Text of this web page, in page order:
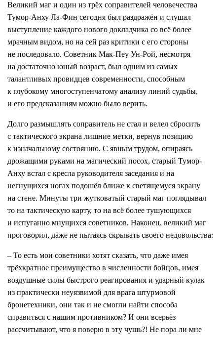
Великий маг и один из трёх соправителей человечества
Тумор-Анху Ла-Фин сегодня был раздражён и слушал
выступление каждого нового докладчика со всё более
мрачным видом, но на сей раз критики с его стороны
не последовало. Советник Мак-Пеу Ун-Рой, несмотря
на достаточно юный возраст, был одним из самых
талантливых провидцев современности, способным
к глубокому многоступенчатому анализу линий судьбы,
и его предсказаниям можно было верить.
Долго размышлять соправитель не стал и велел сбросить
с тактического экрана лишние метки, вернув позицию
к изначальному состоянию. С явным трудом, опираясь
дрожащими руками на магический посох, старый Тумор-
Анху встал с кресла руководителя заседания и на
негнущихся ногах подошёл ближе к светящемуся экрану
на стене. Минуты три жутковатый старый маг поглядывал
то на тактическую карту, то на всё более тушующихся
и испуганно мнущихся советников. Наконец, великий маг
проговорил, даже не пытаясь скрывать своего недовольства:
– То есть мои советники хотят сказать, что даже имея
трёхкратное преимущество в численности бойцов, имея
воздушные силы быстрого реагирования и ударный кулак
из практически неуязвимой для врага штурмовой
бронетехники, они так и не смогли найти способа
справиться с нашим противником? И они всерьёз
рассчитывают, что я поверю в эту чушь?! Не пора ли мне